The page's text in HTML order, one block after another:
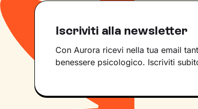
Iscriviti alla newsletter
Con Aurora ricevi nella tua email
benessere psicologico. Iscriviti